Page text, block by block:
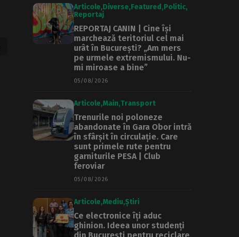
Articole Diverse Featured Politic
Reportaj
REPORTAJ CANIN | Cine își
marchează teritoriul cel mai
urât în București? „Am mers
pe urmele extremismului. Nu-
mi miroase a bine”
05/08/2026
Articole Main Transport
Trenurile noi poloneze
abandonate în Gara Obor intră
în sfârșit în circulație. Care
sunt primele rute pentru
garniturile PESA | Club
feroviar
05/08/2026
Articole Mediu Știri
Ce electronice îți aduc
ghinion. Ideea unor studenți